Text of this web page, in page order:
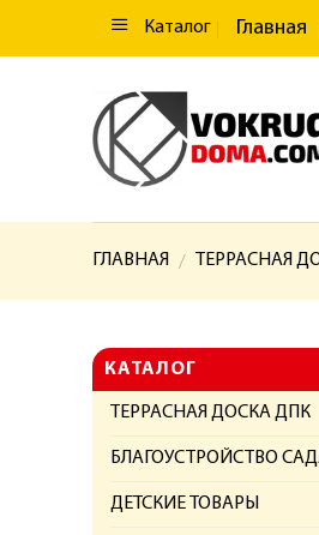
Каталог Главная
ГЛАВНАЯ / ТЕРРАСНАЯ
КАТАЛОГ
ТЕРРАСНАЯ ДОСКА ДПК
БЛАГОУСТРОЙСТВО
ДЕТСКИЕ ТОВАРЫ